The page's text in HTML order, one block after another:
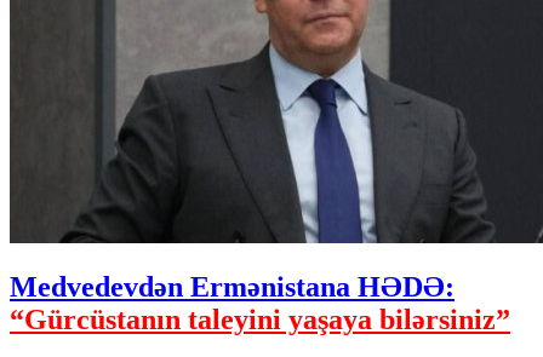
Medvedevdən Ermənistana HƏDƏ:
“Gürcüstanın taleyini yaşaya bilərsiniz”